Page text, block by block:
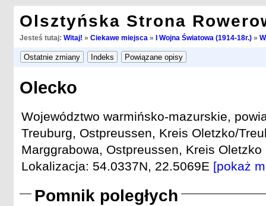
Olsztyńska Strona
Jesteś tutaj: Witaj! » Ciekawe miejsca » I Wojna Światowa (1914-18r.)»
Olecko
Województwo warmińsko-mazurskie,
Treuburg, Ostpreussen, Kreis Oletzko/
Marggrabowa, Ostpreussen, Kreis Oletzko
Lokalizacja: 54.0337N, 22.5069E [pokaż
Pomnik poległych